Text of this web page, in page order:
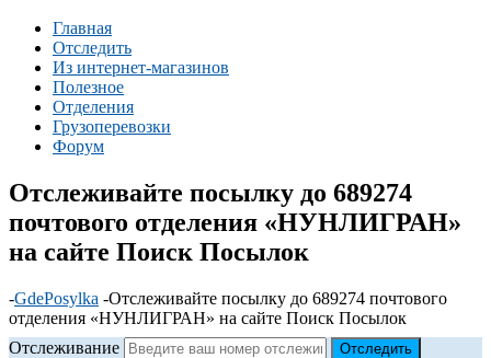
Главная
Отследить
Из интернет-магазинов
Полезное
Отделения
Грузоперевозки
Форум
Отслеживайте посылку до 689274
почтового отделения «НУНЛИГРАН»
на сайте Поиск Посылок
-GdePosylka -Отслеживайте посылку до 689274 почтового
отделения «НУНЛИГРАН» на сайте Поиск Посылок
Отслеживание